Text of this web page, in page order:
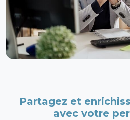
Partagez et
avec votre